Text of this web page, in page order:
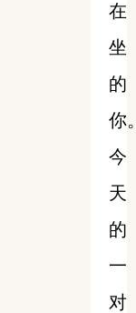
在
坐
的
你。
今
天
的
一
对